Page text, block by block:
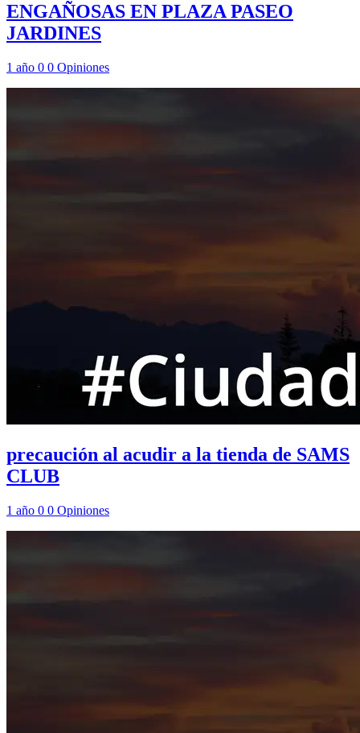
ENGAÑOSAS EN PLAZA PASEO
JARDINES
1 año 0 0 Opiniones
precaución al acudir a la tienda de SAMS
CLUB
1 año 0 0 Opiniones